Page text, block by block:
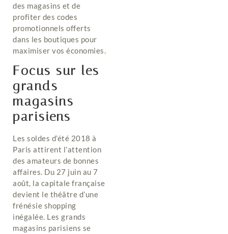
des magasins et de
profiter des codes
promotionnels offerts
dans les boutiques pour
maximiser vos économies.
Focus sur les
grands
magasins
parisiens
Les soldes d’été 2018 à
Paris attirent l’attention
des amateurs de bonnes
affaires. Du 27 juin au 7
août, la capitale française
devient le théâtre d’une
frénésie shopping
inégalée. Les grands
magasins parisiens se